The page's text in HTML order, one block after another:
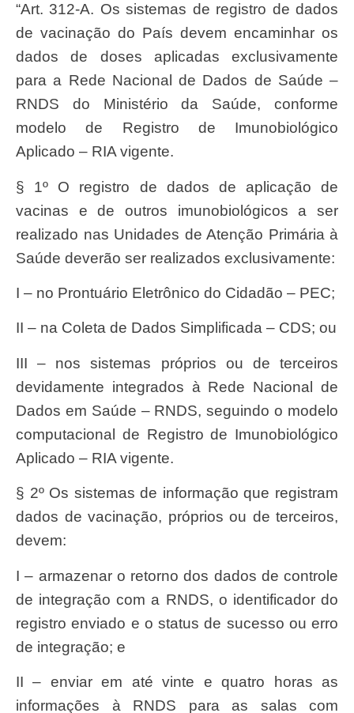
“Art. 312-A. Os sistemas de registro de dados
de vacinação do País devem encaminhar os
dados de doses aplicadas exclusivamente
para a Rede Nacional de Dados de Saúde –
RNDS do Ministério da Saúde, conforme
modelo de Registro de Imunobiológico
Aplicado – RIA vigente.
§ 1º O registro de dados de aplicação de
vacinas e de outros imunobiológicos a ser
realizado nas Unidades de Atenção Primária à
Saúde deverão ser realizados exclusivamente:
I – no Prontuário Eletrônico do Cidadão – PEC;
II – na Coleta de Dados Simplificada – CDS; ou
III – nos sistemas próprios ou de terceiros
devidamente integrados à Rede Nacional de
Dados em Saúde – RNDS, seguindo o modelo
computacional de Registro de Imunobiológico
Aplicado – RIA vigente.
§ 2º Os sistemas de informação que registram
dados de vacinação, próprios ou de terceiros,
devem:
I – armazenar o retorno dos dados de controle
de integração com a RNDS, o identificador do
registro enviado e o status de sucesso ou erro
de integração; e
II – enviar em até vinte e quatro horas as
informações à RNDS para as salas com